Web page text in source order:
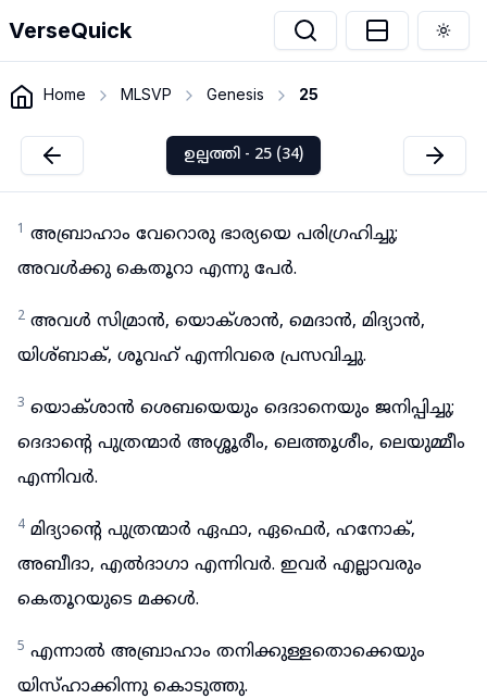
VerseQuick
Home MLSVP Genesis 25
ഉല്പത്തി - 25 (34)
1 അബ്രാഹാം വേറൊരു ഭാര്യയെ പരിഗ്രഹിച്ചു;
അവൾക്കു കെതൂറാ എന്നു പേർ.
2 അവൾ സിമ്രാൻ, യൊക്ശാൻ, മെദാൻ, മിദ്യാൻ,
യിശ്ബാക്, ശൂവഹ് എന്നിവരെ പ്രസവിച്ചു.
3 യൊക്ശാൻ ശെബയെയും ദെദാനെയും ജനിപ്പിച്ചു;
ദെദാന്റെ പുത്രന്മാർ അശ്ശൂരീം, ലെത്തൂശീം, ലെയുമ്മീം
എന്നിവർ.
4 മിദ്യാന്റെ പുത്രന്മാർ ഏഫാ, ഏഫെർ, ഹനോക്,
അബീദാ, എൽദാഗാ എന്നിവർ. ഇവർ എല്ലാവരും
കെതൂറയുടെ മക്കൾ.
5 എന്നാൽ അബ്രാഹാം തനിക്കുള്ളതൊക്കെയും
യിസ്ഹാക്കിന്നു കൊടുത്തു.